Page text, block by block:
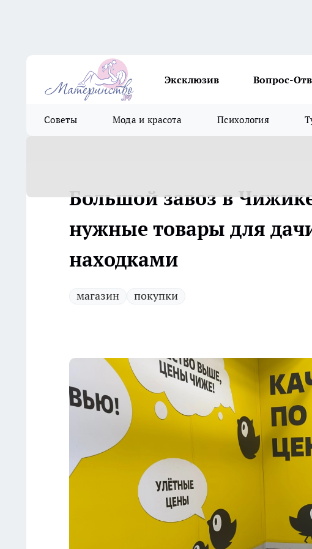
Эксклюзив Вопрос-
Советы Мода и красота Психология
Большой завоз в
нужные товары для
находками
магазин покупки